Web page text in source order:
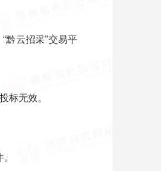
黔云招采”交易平
标无效。